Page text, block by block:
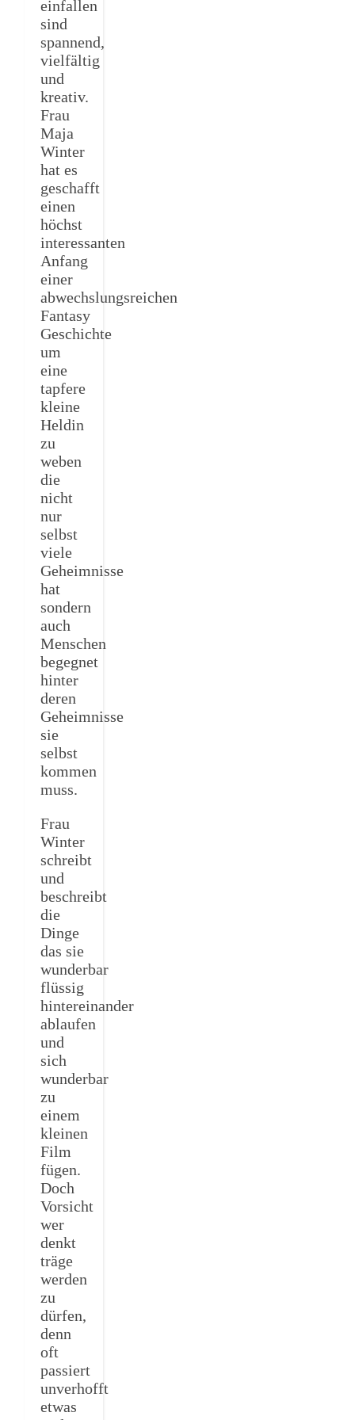
einfallen
sind
spannend,
vielfältig
und
kreativ.
Frau
Maja
Winter
hat es
geschafft
einen
höchst
interessanten
Anfang
einer
abwechslungsreichen
Fantasy
Geschichte
um
eine
tapfere
kleine
Heldin
zu
weben
die
nicht
nur
selbst
viele
Geheimnisse
hat
sondern
auch
Menschen
begegnet
hinter
deren
Geheimnisse
sie
selbst
kommen
muss.
Frau
Winter
schreibt
und
beschreibt
die
Dinge
das sie
wunderbar
flüssig
hintereinander
ablaufen
und
sich
wunderbar
zu
einem
kleinen
Film
fügen.
Doch
Vorsicht
wer
denkt
träge
werden
zu
dürfen,
denn
oft
passiert
unverhofft
etwas